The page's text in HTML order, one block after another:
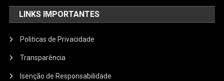
LINKS IMPORTANTES
Politicas de Privacidade
Transparência
Isenção de Responsabilidade